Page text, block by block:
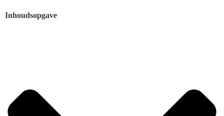
Inhoudsopgave